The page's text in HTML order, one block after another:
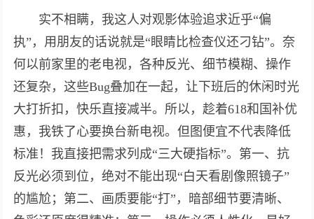
实不相瞒，我这人对观影体验追求近乎“偏
执”，用朋友的话说就是“眼睛比检查仪还刁钻”。奈
何以前家里的老电视，各种反光、细节模糊、操作
还复杂，这些Bug叠加在一起，让下班后的休闲时光
大打折扣，快乐直接减半。所以，趁着618和国补优
惠，我铁了心要换台新电视。但图便宜不代表降低
标准！我直接把需求列成“三大硬指标”。第一、抗
反光必须到位，绝对不能出现“白天看剧像照镜子”
的尴尬；第二、画质要能“打”，暗部细节要清晰、